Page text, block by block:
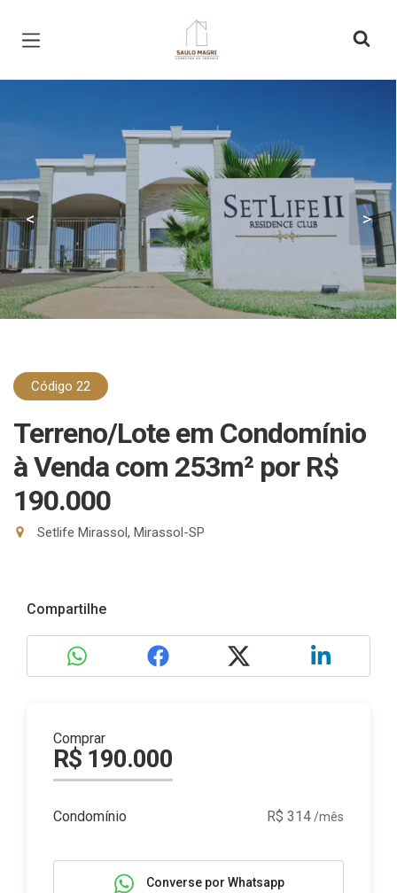
Página inicial
< >
Código 22
Terreno/Lote em Condomínio
à Venda com 253m² por R$
190.000
Setlife Mirassol, Mirassol-SP
Compartilhe
Comprar
R$ 190.000
Condomínio R$ 314/mês
Converse por Whatsapp